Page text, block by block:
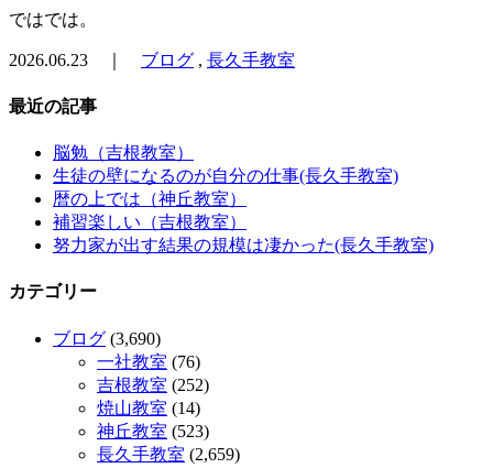
ではでは。
2026.06.23 ｜ ブログ , 長久手教室
最近の記事
脳勉（吉根教室）
生徒の壁になるのが自分の仕事(長久手教室)
暦の上では（神丘教室）
補習楽しい（吉根教室）
努力家が出す結果の規模は凄かった(長久手教室)
カテゴリー
ブログ (3,690)
一社教室 (76)
吉根教室 (252)
焼山教室 (14)
神丘教室 (523)
長久手教室 (2,659)